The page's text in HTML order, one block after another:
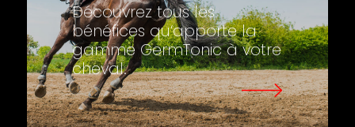
Découvrez tous les
bénéfices qu‘apporte la
gamme GermTonic à votre
cheval.